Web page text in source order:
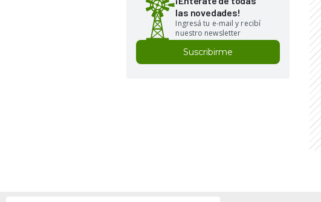
las novedades!
Ingresá tu e-mail y recibí
nuestro newsletter
Suscribirme